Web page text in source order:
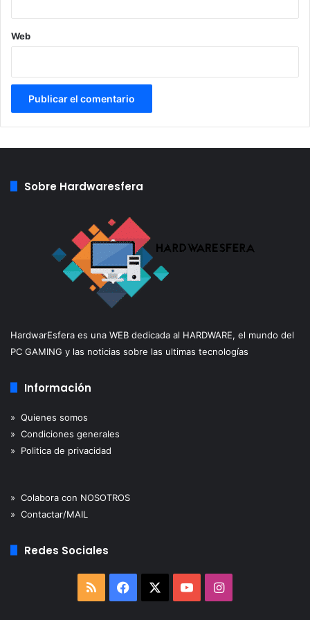
Web
Sobre Hardwaresfera
HardwarEsfera es una WEB dedicada al HARDWARE, el mundo del
PC GAMING y las noticias sobre las ultimas tecnologías
Información
» Quienes somos
» Condiciones generales
» Politica de privacidad
» Colabora con NOSOTROS
» Contactar/MAIL
Redes Sociales
RSS Facebook YouTubeInstagram